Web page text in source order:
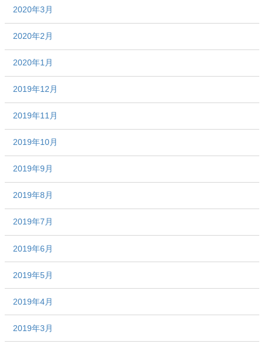
2020年3月
2020年2月
2020年1月
2019年12月
2019年11月
2019年10月
2019年9月
2019年8月
2019年7月
2019年6月
2019年5月
2019年4月
2019年3月